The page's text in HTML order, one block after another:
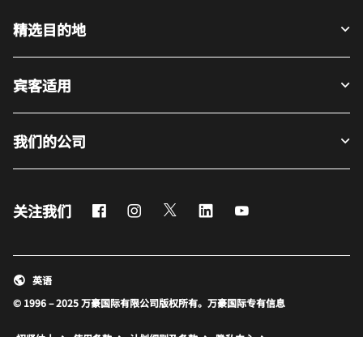
精选目的地
宾客适用
我们的公司
关注我们 FacebookInstagram
Twitter LinkedIn
© 1996 – 2025 万豪国际有限公司版权所有。万豪国际专有信息
英语